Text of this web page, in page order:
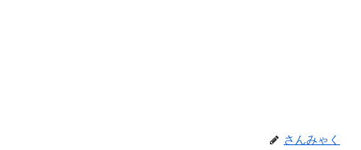
さんみゃく